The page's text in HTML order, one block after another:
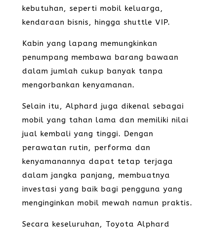
kebutuhan, seperti mobil keluarga,
kendaraan bisnis, hingga shuttle VIP.
Kabin yang lapang memungkinkan
penumpang membawa barang bawaan
dalam jumlah cukup banyak tanpa
mengorbankan kenyamanan.
Selain itu, Alphard juga dikenal sebagai
mobil yang tahan lama dan memiliki nilai
jual kembali yang tinggi. Dengan
perawatan rutin, performa dan
kenyamanannya dapat tetap terjaga
dalam jangka panjang, membuatnya
investasi yang baik bagi pengguna yang
menginginkan mobil mewah namun praktis.
Secara keseluruhan, Toyota Alphard